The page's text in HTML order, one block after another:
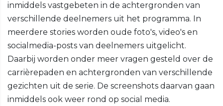
inmiddels vastgebeten in de achtergronden van
verschillende deelnemers uit het programma. In
meerdere stories worden oude foto's, video's en
socialmedia-posts van deelnemers uitgelicht.
Daarbij worden onder meer vragen gesteld over de
carrièrepaden en achtergronden van verschillende
gezichten uit de serie. De screenshots daarvan gaan
inmiddels ook weer rond op social media.